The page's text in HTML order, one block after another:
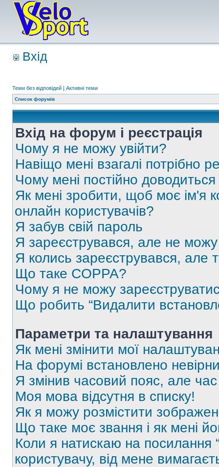
Вхід
Теми без відповідей | Активні теми
Список форумів
Вхід на форум і реєстрація
Чому я не можу увійти?
Навіщо мені взагалі потрібно
Чому мені постійно
Як мені зробити, щоб моє ім'я
онлайн користувачів?
Я забув свій пароль
Я зареєструвався, але не
Я колись зареєструвався,
Що таке COPPA?
Чому я не можу
Що робить “Видалити
Параметри та налаштування
Як мені змінити мої
На форумі встановлено
Я змінив часовий пояс, але
Моя мова відсутня в списку!
Як я можу розмістити
Що таке моє звання і як мені
Коли я натискаю на посилання
користувачу, від мене